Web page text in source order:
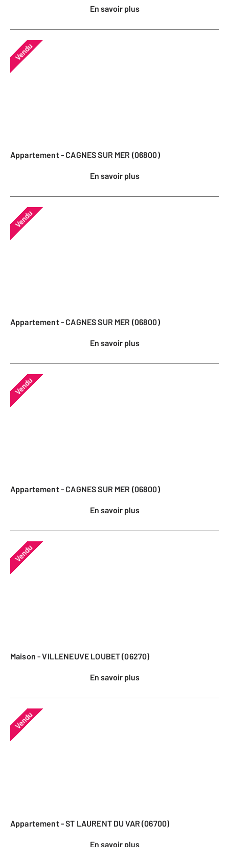
En savoir plus
Vendu
Appartement - CAGNES SUR MER (06800)
En savoir plus
Vendu
Appartement - CAGNES SUR MER (06800)
En savoir plus
Vendu
Appartement - CAGNES SUR MER (06800)
En savoir plus
Vendu
Maison - VILLENEUVE LOUBET (06270)
En savoir plus
Vendu
Appartement - ST LAURENT DU VAR (06700)
En savoir plus